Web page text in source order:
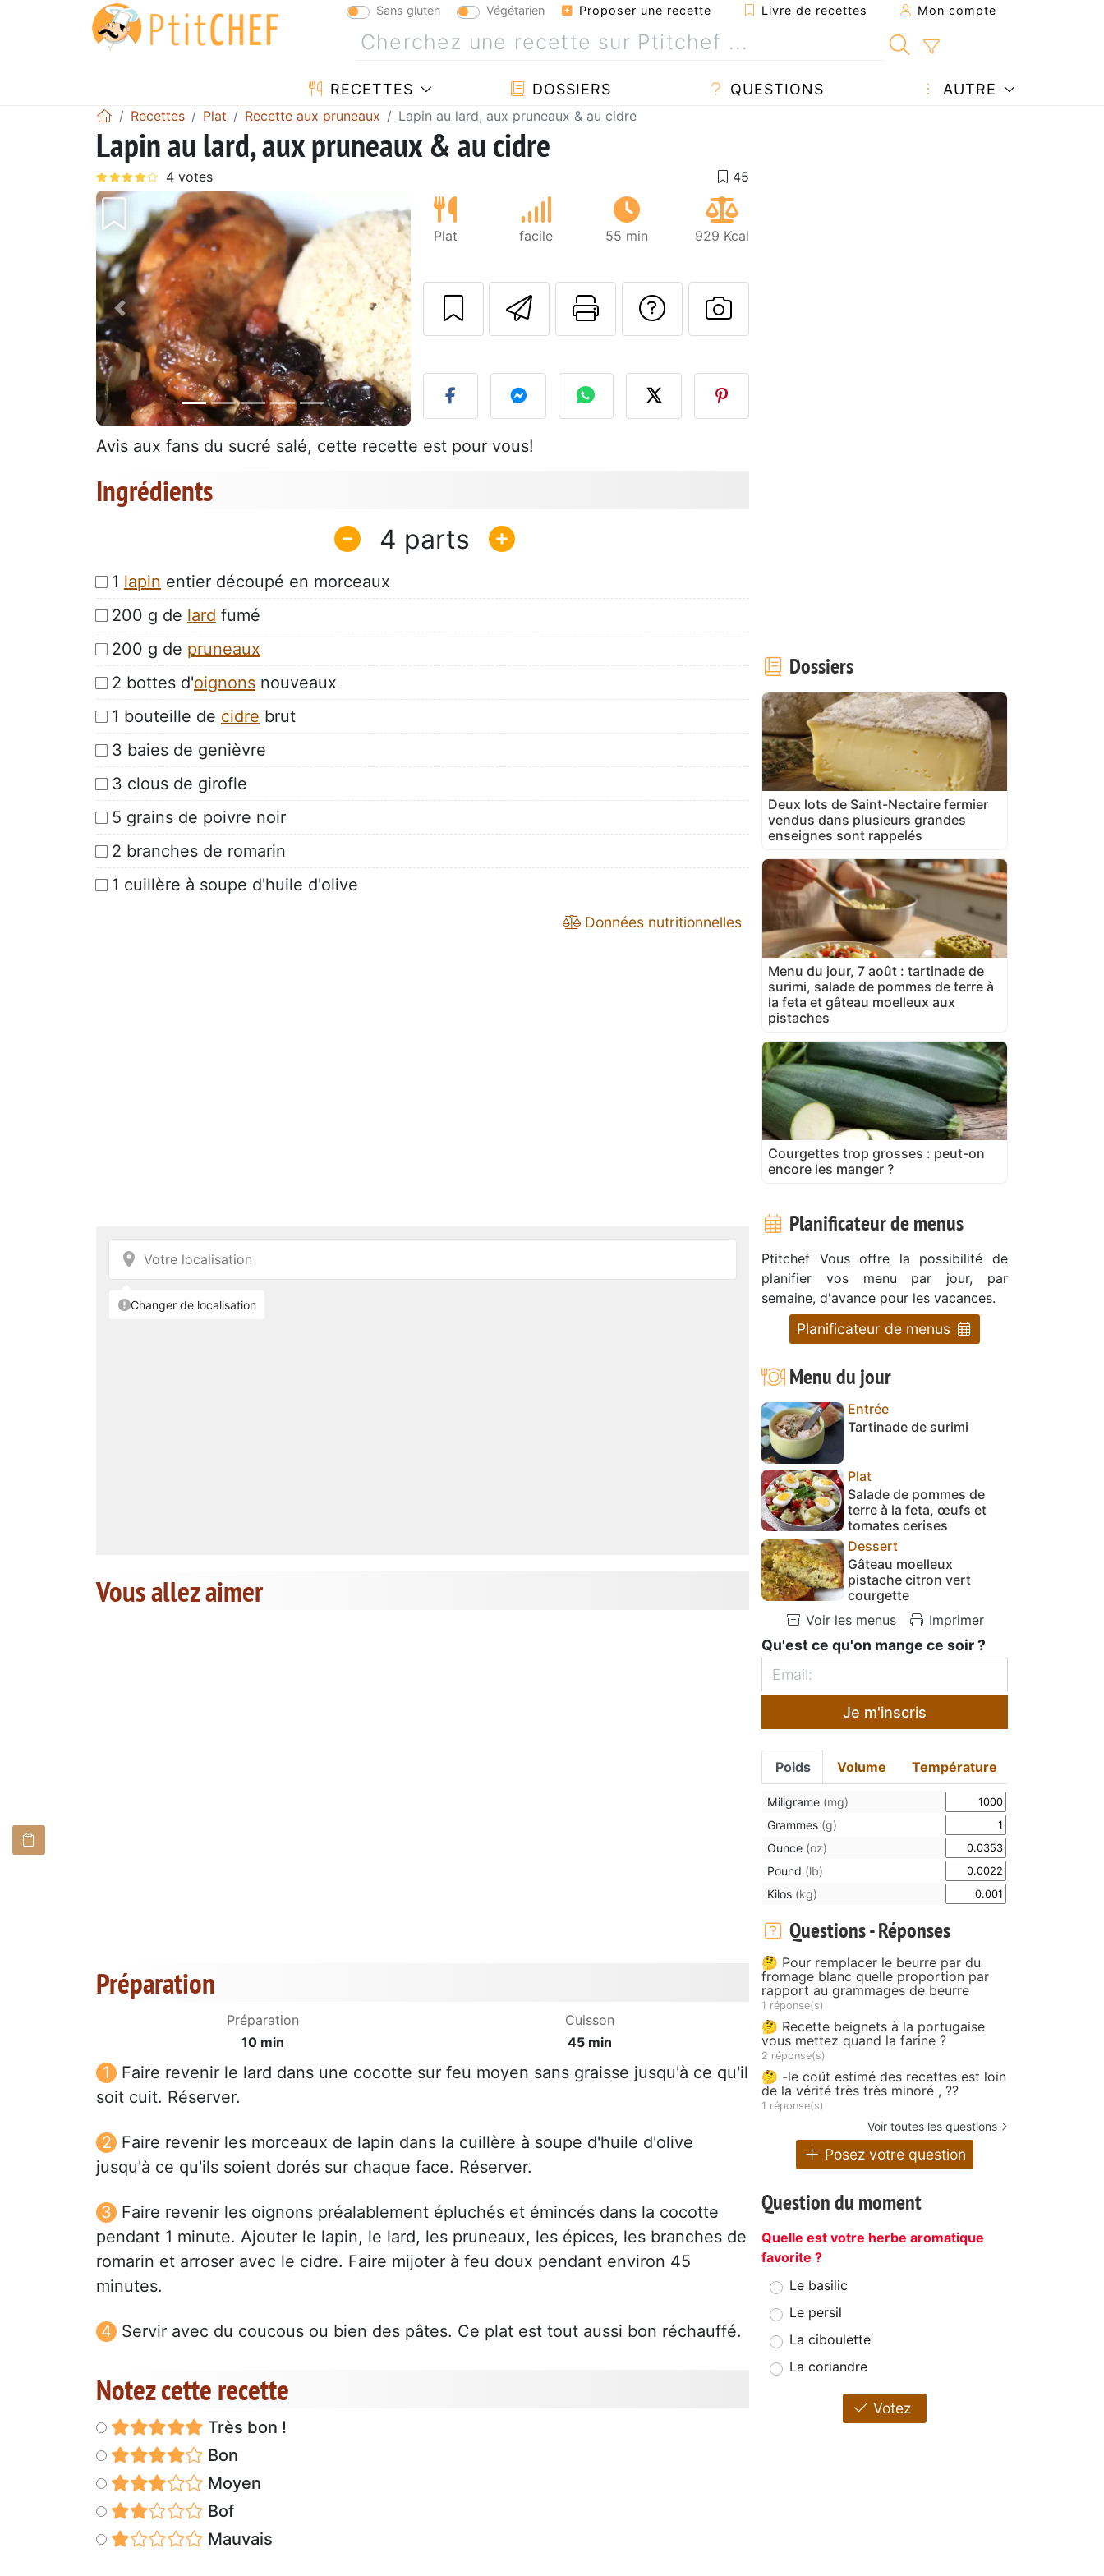
Sans gluten Végétarien Proposer une recette Livre de recettes Mon compte
RECETTES DOSSIERS QUESTIONS AUTRE
Recettes Plat Recette aux pruneaux Lapin au lard, aux pruneaux & au cidre
Lapin au lard, aux pruneaux & au cidre
Précédent Suivant
Plat facile 55 min 929 Kcal
Envoyer cette recette à un ami
Imprimer cette page
Poser une question à l'auteur
Publier votre photo de cette
Avis aux fans du sucré salé, cette recette est pour vous!
Ingrédients
4
1 lapin entier découpé en morceaux
200 g de lard fumé
200 g de pruneaux
2 bottes d'oignons nouveaux
1 bouteille de cidre brut
3 baies de genièvre
3 clous de girofle
5 grains de poivre noir
2 branches de romarin
1 cuillère à soupe d'huile d'olive
Données nutritionnelles
Vous allez aimer
Préparation
Préparation
10 min
Cuisson
45 min
Faire revenir le lard dans une cocotte sur feu moyen sans graisse jusqu'à ce qu'il
soit cuit. Réserver.
Faire revenir les morceaux de lapin dans la cuillère à soupe d'huile d'olive
jusqu'à ce qu'ils soient dorés sur chaque face. Réserver.
Faire revenir les oignons préalablement épluchés et émincés dans la cocotte
pendant 1 minute. Ajouter le lapin, le lard, les pruneaux, les épices, les branches de
romarin et arroser avec le cidre. Faire mijoter à feu doux pendant environ 45
minutes.
Servir avec du coucous ou bien des pâtes. Ce plat est tout aussi bon réchauffé.
Notez cette recette
Très bon !
Bon
Moyen
Bof
Mauvais
Dossiers
Deux lots de Saint-Nectaire fermier
vendus dans plusieurs grandes
enseignes sont rappelés
Menu du jour, 7 août : tartinade de
surimi, salade de pommes de terre à
la feta et gâteau moelleux aux
pistaches
Courgettes trop grosses : peut-on
encore les manger ?
Planificateur de menus
Ptitchef Vous offre la possibilité de
planifier vos menu par jour, par
semaine, d'avance pour les vacances.
Planificateur de menus
Menu du jour
Entrée
Tartinade de surimi
Plat
Salade de pommes de
terre à la feta, œufs et
tomates cerises
Dessert
Gâteau moelleux
pistache citron vert
courgette
Voir les menus
Imprimer
Qu'est ce qu'on mange ce soir ?
Je m'inscris
Poids Volume Température
Miligrame (mg)
Grammes (g)
Ounce (oz)
Pound (lb)
Kilos (kg)
Questions - Réponses
🤔 Pour remplacer le beurre par du
fromage blanc quelle proportion par
rapport au grammages de beurre
1 réponse(s)
🤔 Recette beignets à la portugaise
vous mettez quand la farine ?
2 réponse(s)
🤔 -le coût estimé des recettes est loin
de la vérité très très minoré , ??
1 réponse(s)
Voir toutes les questions
Posez votre question
Question du moment
Quelle est votre herbe aromatique
favorite ?
Le basilic
Le persil
La ciboulette
La coriandre
Votez